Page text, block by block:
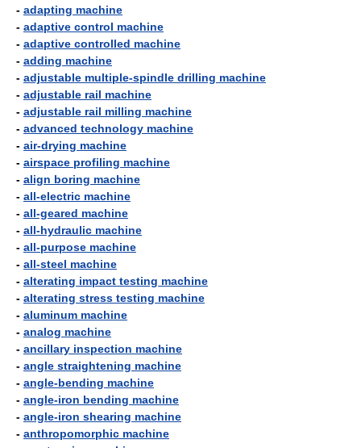
- adapting machine
- adaptive control machine
- adaptive controlled machine
- adding machine
- adjustable multiple-spindle drilling machine
- adjustable rail machine
- adjustable rail milling machine
- advanced technology machine
- air-drying machine
- airspace profiling machine
- align boring machine
- all-electric machine
- all-geared machine
- all-hydraulic machine
- all-purpose machine
- all-steel machine
- alterating impact testing machine
- alterating stress testing machine
- aluminum machine
- analog machine
- ancillary inspection machine
- angle straightening machine
- angle-bending machine
- angle-iron bending machine
- angle-iron shearing machine
- anthropomorphic machine